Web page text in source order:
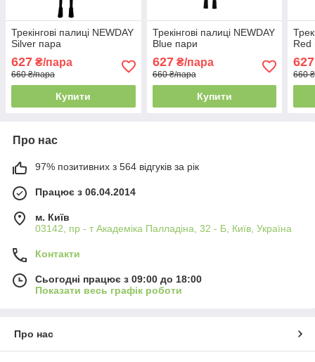
Трекінгові палиці NEWDAY
Silver пара
627 ₴/пара
660 ₴/пара
Купити
Трекінгові палиці NEWDAY
Blue пари
627₴/пара
660 ₴/пара
Купити
Red
627
660
Про нас
97% позитивних з 564 відгуків за рік
Працює з 06.04.2014
м. Київ
03142, пр - т Академіка Палладіна, 32 - Б, Київ, Україна
Контакти
Сьогодні працює з 09:00 до 18:00
Показати весь графік роботи
Про нас